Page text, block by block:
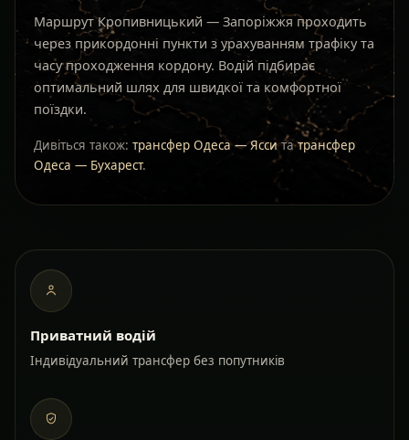
Маршрут Кропивницький — Запоріжжя проходить
через прикордонні пункти з урахуванням трафіку та
часу проходження кордону. Водій підбирає
оптимальний шлях для швидкої та комфортної
поїздки.
Дивіться також: трансфер Одеса — Ясситатрансфер
Одеса — Бухарест.
Приватний водій
Індивідуальний трансфер без попутників